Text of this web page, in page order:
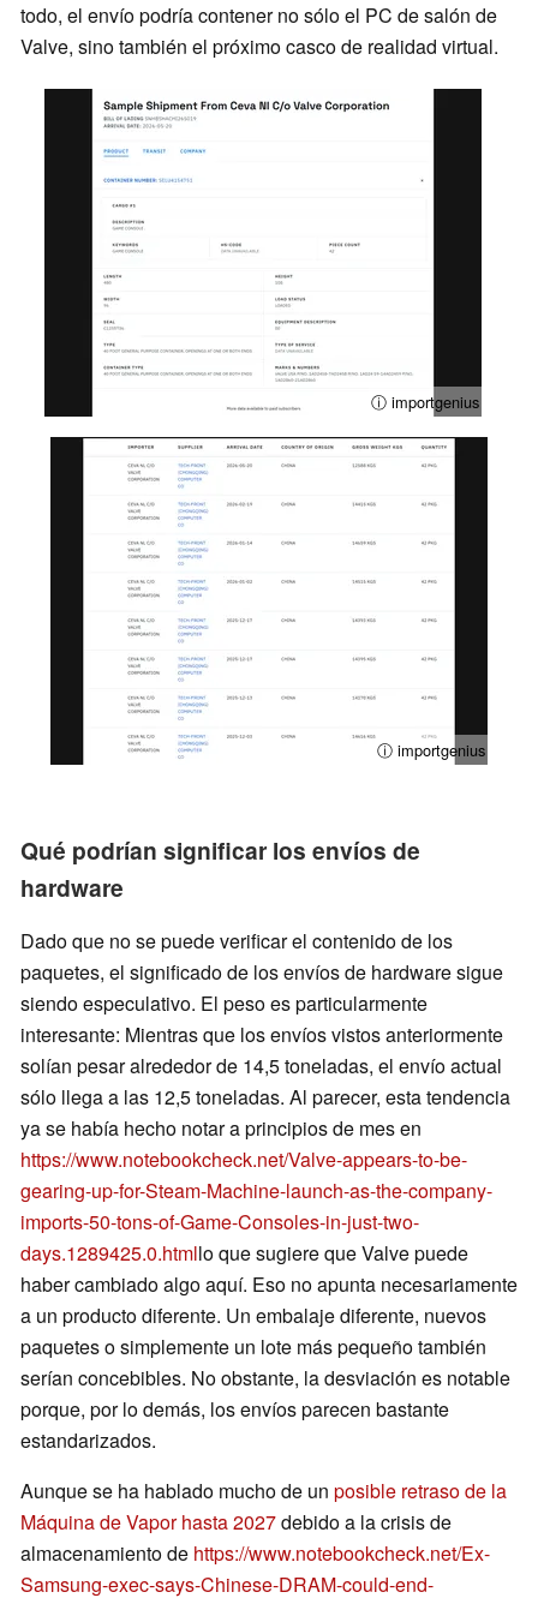
todo, el envío podría contener no sólo el PC de salón de
Valve, sino también el próximo casco de realidad virtual.
ⓘ importgenius
ⓘ importgenius
Qué podrían significar los envíos de
hardware
Dado que no se puede verificar el contenido de los
paquetes, el significado de los envíos de hardware sigue
siendo especulativo. El peso es particularmente
interesante: Mientras que los envíos vistos anteriormente
solían pesar alrededor de 14,5 toneladas, el envío actual
sólo llega a las 12,5 toneladas. Al parecer, esta tendencia
ya se había hecho notar a principios de mes en
https://www.notebookcheck.net/Valve-appears-to-be-
gearing-up-for-Steam-Machine-launch-as-the-company-
imports-50-tons-of-Game-Consoles-in-just-two-
days.1289425.0.htmllo que sugiere que Valve puede
haber cambiado algo aquí. Eso no apunta necesariamente
a un producto diferente. Un embalaje diferente, nuevos
paquetes o simplemente un lote más pequeño también
serían concebibles. No obstante, la desviación es notable
porque, por lo demás, los envíos parecen bastante
estandarizados.
Aunque se ha hablado mucho de un posible retraso de la
Máquina de Vapor hasta 2027debido a la crisis de
almacenamiento de https://www.notebookcheck.net/Ex-
Samsung-exec-says-Chinese-DRAM-could-end-